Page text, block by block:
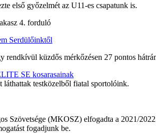
első győzelmét az U11-es csapatunk is.
4. forduló
Serdülőinktől
rendkívül küzdős mérkőzésen 27 pontos
SE kosarasainak
láthattak testközelből fiatal sportolóink.
Szövetsége (MKOSZ) elfogadta a 2021/
fogadjunk be.